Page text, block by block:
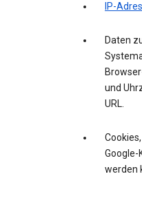
IP-
Daten
und
URL.
werden